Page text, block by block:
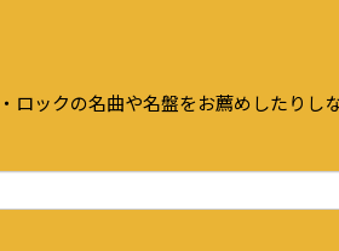
ロックの名曲や名盤をお薦めしたり